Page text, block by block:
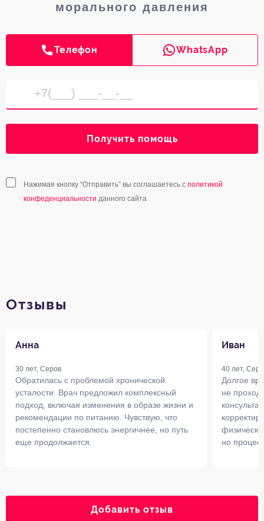
морального давления
Телефон WhatsApp
Получить помощь
Нажимая кнопку “Отправить” вы соглашаетесь с политикой
конфеденциальности данного сайта
Отзывы
Анна
30 лет, Серов
Обратилась с проблемой хронической
усталости. Врач предложил комплексный
подход, включая изменения в образе жизни и
рекомендации по питанию. Чувствую, что
постепенно становлюсь энергичнее, но путь
еще продолжается.
Иван
40 лет,
Долгое
не
но
Добавить отзыв